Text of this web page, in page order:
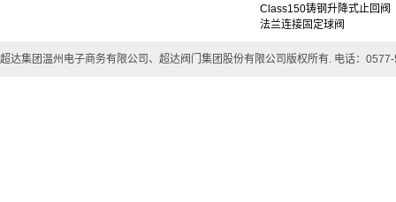
Class150铸钢升降式止回阀
法兰连接固定球阀
超达集团温州电子商务有限公司、超达阀门集团股份有限公司版权所有. 电话：